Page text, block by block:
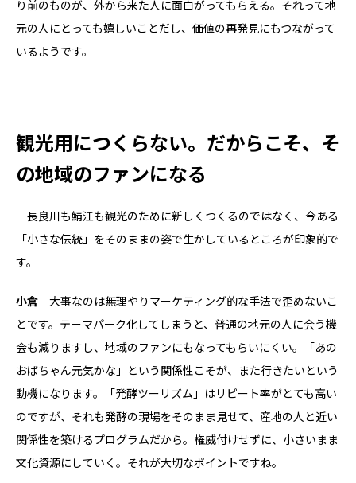
り前のものが、外から来た人に面白がってもらえる。それって地
元の人にとっても嬉しいことだし、価値の再発見にもつながって
いるようです。
観光用につくらない。だからこそ、そ
の地域のファンになる
―長良川も鯖江も観光のために新しくつくるのではなく、今ある
「小さな伝統」をそのままの姿で生かしているところが印象的で
す。
小倉 大事なのは無理やりマーケティング的な手法で歪めないこ
とです。テーマパーク化してしまうと、普通の地元の人に会う機
会も減りますし、地域のファンにもなってもらいにくい。「あの
おばちゃん元気かな」という関係性こそが、また行きたいという
動機になります。「発酵ツーリズム」はリピート率がとても高い
のですが、それも発酵の現場をそのまま見せて、産地の人と近い
関係性を築けるプログラムだから。権威付けせずに、小さいまま
文化資源にしていく。それが大切なポイントですね。